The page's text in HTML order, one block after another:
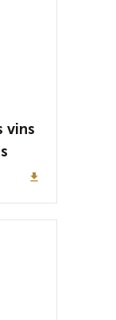
vins
file_download